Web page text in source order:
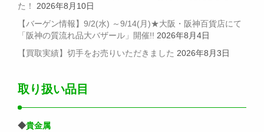
た！
2026年8月10日
【バーゲン情報】9/2(水) ～9/14(月)★大阪・阪神百貨店にて
「阪神の質流れ品大バザール」開催!! 2026年8月4日
【買取実績】切手をお売りいただきました 2026年8月3日
取り扱い品目
◆貴金属